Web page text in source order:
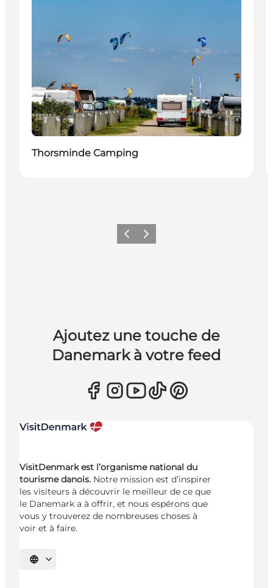
Thorsminde Camping
PrécédentSuivant
Ajoutez une touche de
Danemark à votre feed
VisitDenmark est l’organisme national du
tourisme danois. Notre mission est d’inspirer
les visiteurs à découvrir le meilleur de ce que
le Danemark a à offrir, et nous espérons que
vous y trouverez de nombreuses choses à
voir et à faire.
Choisissez la langue